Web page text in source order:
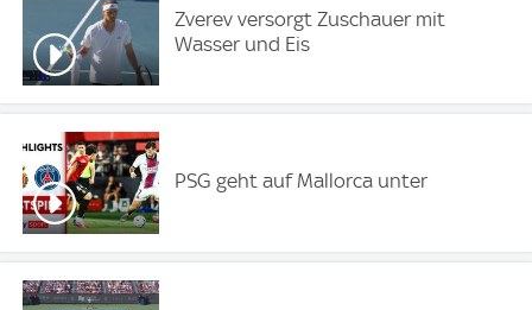
Zverev versorgt Zuschauer mit
Wasser und Eis
PSG geht auf Mallorca unter